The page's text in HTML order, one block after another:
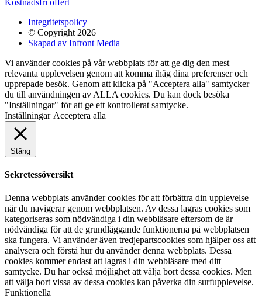
Kostnadsfri offert
Integritetspolicy
© Copyright 2026
Skapad av Infront Media
Vi använder cookies på vår webbplats för att ge dig den mest
relevanta upplevelsen genom att komma ihåg dina preferenser och
upprepade besök. Genom att klicka på "Acceptera alla" samtycker
du till användningen av ALLA cookies. Du kan dock besöka
"Inställningar" för att ge ett kontrollerat samtycke.
Inställningar Acceptera alla
Stäng
Sekretessöversikt
Denna webbplats använder cookies för att förbättra din upplevelse
när du navigerar genom webbplatsen. Av dessa lagras cookies som
kategoriseras som nödvändiga i din webbläsare eftersom de är
nödvändiga för att de grundläggande funktionerna på webbplatsen
ska fungera. Vi använder även tredjepartscookies som hjälper oss att
analysera och förstå hur du använder denna webbplats. Dessa
cookies kommer endast att lagras i din webbläsare med ditt
samtycke. Du har också möjlighet att välja bort dessa cookies. Men
att välja bort vissa av dessa cookies kan påverka din surfupplevelse.
Funktionella